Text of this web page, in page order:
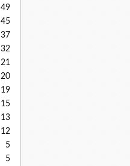
49
45
37
32
21
20
19
15
13
12
5
5